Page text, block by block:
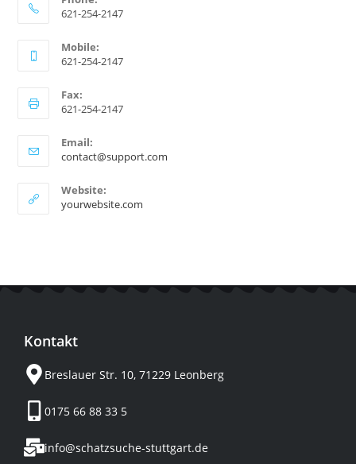
621-254-2147
Mobile:
621-254-2147
Fax:
621-254-2147
Email:
contact@support.com
Website:
yourwebsite.com
Kontakt
Breslauer Str. 10, 71229 Leonberg
0175 66 88 33 5
info@schatzsuche-stuttgart.de